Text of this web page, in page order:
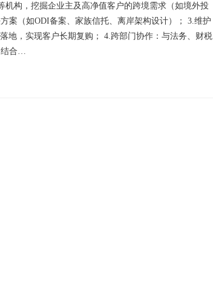
构，挖掘企业主及高净值客户的跨境需求（如境外投
案（如ODI备案、家族信托、离岸架构设计）； 3.维护
地，实现客户长期复购； 4.跨部门协作：与法务、财税
结合…